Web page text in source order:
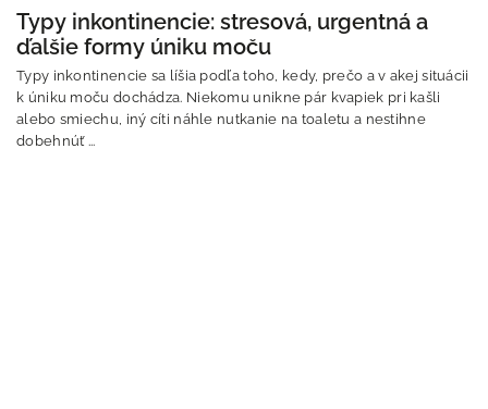
Typy inkontinencie: stresová, urgentná a
ďalšie formy úniku moču
Typy inkontinencie sa líšia podľa toho, kedy, prečo a v akej situácii
k úniku moču dochádza. Niekomu unikne pár kvapiek pri kašli
alebo smiechu, iný cíti náhle nutkanie na toaletu a nestihne
dobehnúť ...